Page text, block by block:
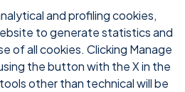
and profiling cookies,
to generate statistics and
of all cookies. Clicking Manage
the button with the X in the
other than technical will be
Download Accedi